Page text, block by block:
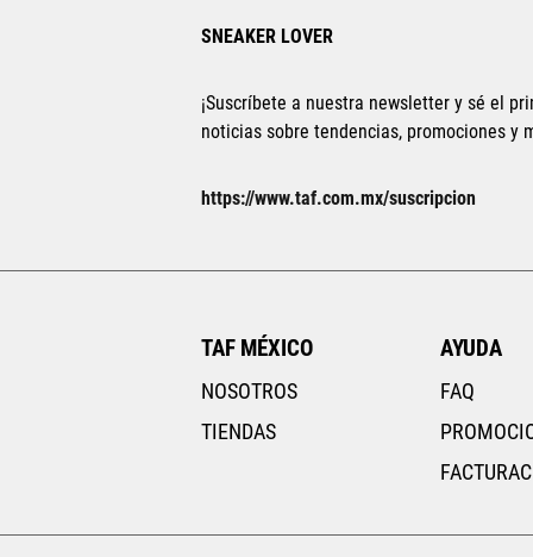
SNEAKER LOVER
¡Suscríbete a nuestra newsletter y sé el
noticias sobre tendencias, promociones y
https://www.taf.com.mx/suscripcion
TAF MÉXICO
NOSOTROS
TIENDAS
AYUDA
FAQ